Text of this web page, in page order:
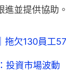
進並提供協助。
拖欠130員工
投資市場波